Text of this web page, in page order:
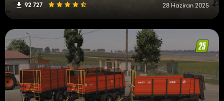
92 727 28 Haziran 2025